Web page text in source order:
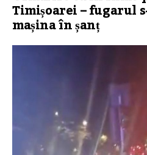
Timișoarei – fugarul
mașina în șanț